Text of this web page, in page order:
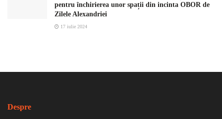
pentru închirierea unor spații din incinta OBOR de
Zilele Alexandriei
17 iulie 2024
Despre